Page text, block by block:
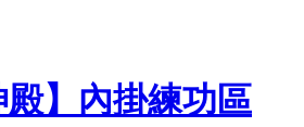
殿】內掛練功區